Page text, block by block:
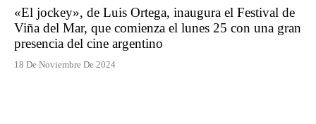
«El jockey», de Luis Ortega, inaugura el Festival de
Viña del Mar, que comienza el lunes 25 con una gran
presencia del cine argentino
18 De Noviembre De 2024